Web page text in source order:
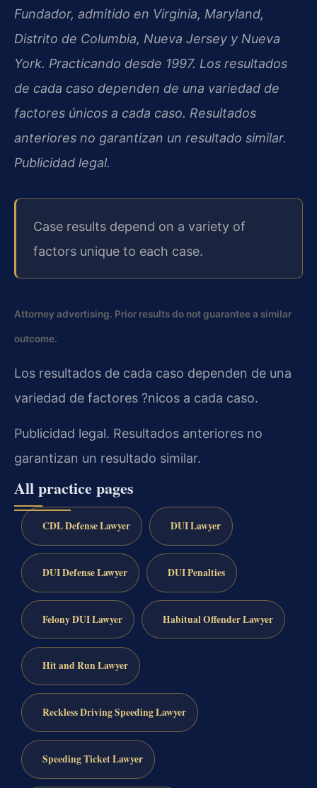
Fundador, admitido en Virginia, Maryland,
Distrito de Columbia, Nueva Jersey y Nueva
York. Practicando desde 1997. Los resultados
de cada caso dependen de una variedad de
factores únicos a cada caso. Resultados
anteriores no garantizan un resultado similar.
Publicidad legal.
Case results depend on a variety of
factors unique to each case.
Attorney advertising. Prior results do not guarantee a similar
outcome.
Los resultados de cada caso dependen de una
variedad de factores ?nicos a cada caso.
Publicidad legal. Resultados anteriores no
garantizan un resultado similar.
All practice pages
CDL Defense Lawyer DUI Lawyer
DUI Defense Lawyer DUI Penalties
Felony DUI Lawyer Habitual Offender Lawyer
Hit and Run Lawyer
Reckless Driving Speeding Lawyer
Speeding Ticket Lawyer